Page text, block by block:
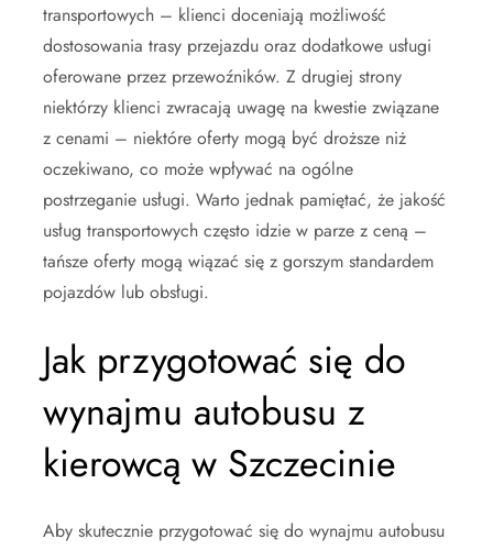
transportowych – klienci doceniają możliwość
dostosowania trasy przejazdu oraz dodatkowe usługi
oferowane przez przewoźników. Z drugiej strony
niektórzy klienci zwracają uwagę na kwestie związane
z cenami – niektóre oferty mogą być droższe niż
oczekiwano, co może wpływać na ogólne
postrzeganie usługi. Warto jednak pamiętać, że jakość
usług transportowych często idzie w parze z ceną –
tańsze oferty mogą wiązać się z gorszym standardem
pojazdów lub obsługi.
Jak przygotować się do
wynajmu autobusu z
kierowcą w Szczecinie
Aby skutecznie przygotować się do wynajmu autobusu